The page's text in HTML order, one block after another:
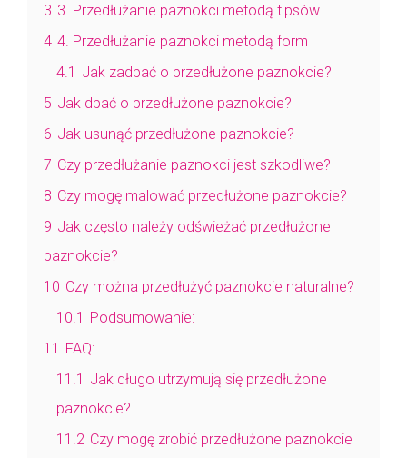
3 3. Przedłużanie paznokci metodą tipsów
4 4. Przedłużanie paznokci metodą form
4.1 Jak zadbać o przedłużone paznokcie?
5 Jak dbać o przedłużone paznokcie?
6 Jak usunąć przedłużone paznokcie?
7 Czy przedłużanie paznokci jest szkodliwe?
8 Czy mogę malować przedłużone paznokcie?
9 Jak często należy odświeżać przedłużone
paznokcie?
10 Czy można przedłużyć paznokcie naturalne?
10.1 Podsumowanie:
11 FAQ:
11.1 Jak długo utrzymują się przedłużone
paznokcie?
11.2 Czy mogę zrobić przedłużone paznokcie